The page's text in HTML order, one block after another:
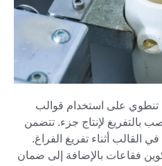
تنطوي على استخدام قوالب
بالتفريغ لإنتاج جزء. تتضمن
القالب أثناء تفريغ الفراغ.
فقاعات بالإضافة إلى ضمان